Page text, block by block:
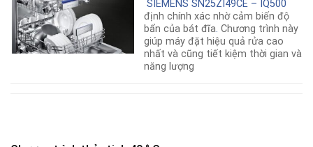
SIEMENS SN25ZI49CE – IQ500
định chính xác nhờ cảm biến độ
bẩn của bát đĩa. Chương trình này
giúp máy đặt hiệu quả rửa cao
nhất và cũng tiết kiệm thời gian và
năng lượng